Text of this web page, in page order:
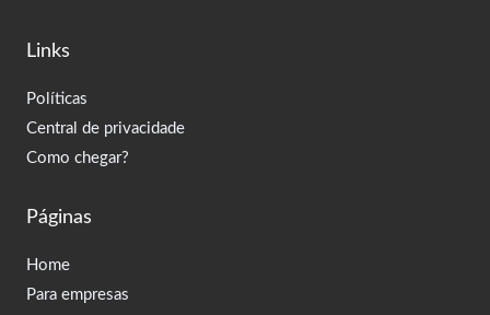
Páginas
Home
Para empresas
Links
Políticas
Central de privacidade
Como chegar?